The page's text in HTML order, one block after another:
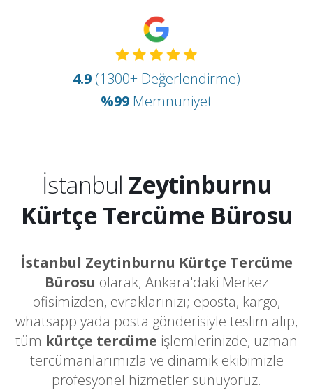
4.9 (1300+ Değerlendirme)
%99 Memnuniyet
İstanbul Zeytinburnu
Kürtçe Tercüme Bürosu
İstanbul Zeytinburnu Kürtçe Tercüme
Bürosu olarak; Ankara'daki Merkez
ofisimizden, evraklarınızı; eposta, kargo,
whatsapp yada posta gönderisiyle teslim alıp,
tüm kürtçe tercüme işlemlerinizde, uzman
tercümanlarımızla ve dinamik ekibimizle
profesyonel hizmetler sunuyoruz.